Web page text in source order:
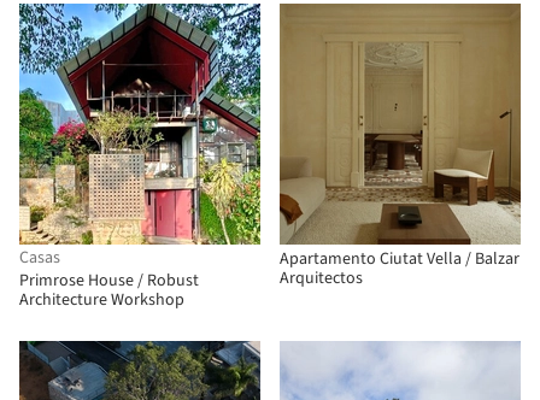
Casas
Primrose House / Robust
Architecture Workshop
Apartamento Ciutat Vella / Balzar
Arquitectos